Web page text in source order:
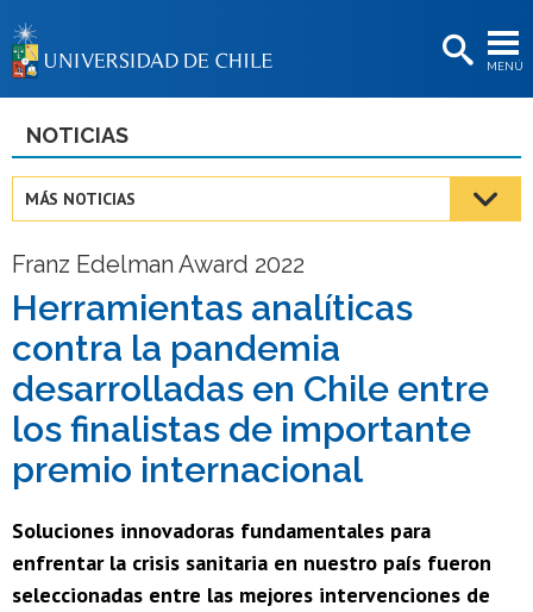
MENÚ
BIBLIOTECAS
Estudiantes
Académicas/os
Funcionarias/os
Egresadas/os
NOTICIAS
MÁS NOTICIAS
Franz Edelman Award 2022
Herramientas analíticas
contra la pandemia
desarrolladas en Chile entre
los finalistas de importante
premio internacional
Soluciones innovadoras fundamentales para
enfrentar la crisis sanitaria en nuestro país fueron
seleccionadas entre las mejores intervenciones de